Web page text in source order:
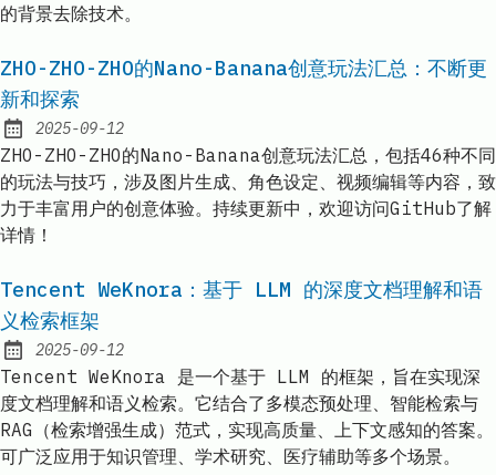
的背景去除技术。
ZHO-ZHO-ZHO的Nano-Banana创意玩法汇总：不断更
新和探索
Published:
2025-09-12
ZHO-ZHO-ZHO的Nano-Banana创意玩法汇总，包括46种不同
的玩法与技巧，涉及图片生成、角色设定、视频编辑等内容，致
力于丰富用户的创意体验。持续更新中，欢迎访问GitHub了解
详情！
Tencent WeKnora：基于 LLM 的深度文档理解和语
义检索框架
Published:
2025-09-12
Tencent WeKnora 是一个基于 LLM 的框架，旨在实现深
度文档理解和语义检索。它结合了多模态预处理、智能检索与
RAG（检索增强生成）范式，实现高质量、上下文感知的答案。
可广泛应用于知识管理、学术研究、医疗辅助等多个场景。